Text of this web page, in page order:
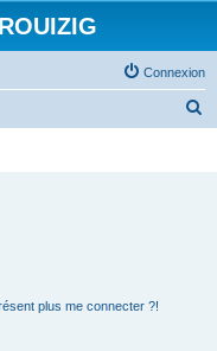
Connexion
plus me connecter ?!